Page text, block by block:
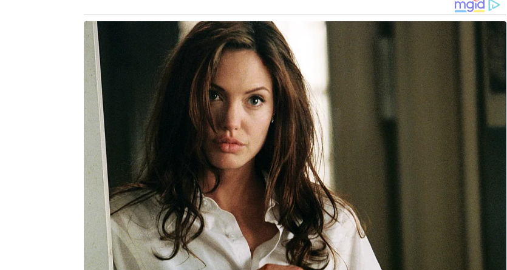
desaceleração no ritmo de novas contratações. A expectativa de curto prazo é
positiva, com tendência de acomodação para os próximos meses”, destaca a analista
do Sebrae Minas Bárbara Castro.